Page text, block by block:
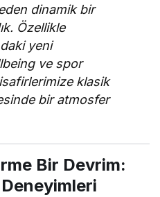
dinamik bir
Özellikle
yeni
ve spor
klasik
bir atmosfer
Bir Devrim: